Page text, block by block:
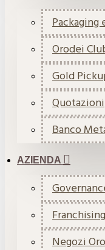
Packaging
Orodei
Gold
Quotazioni
Banco
AZIENDA
Negozi